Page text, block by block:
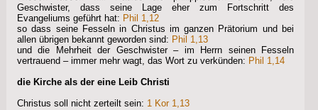
Geschwister, dass seine Lage eher zum Fortschritt des
Evangeliums geführt hat: Phil 1,12
so dass seine Fesseln in Christus im ganzen Prätorium und bei
allen übrigen bekannt geworden sind: Phil 1,13
und die Mehrheit der Geschwister – im Herrn seinen Fesseln
vertrauend – immer mehr wagt, das Wort zu verkünden: Phil 1,14
die Kirche als der eine Leib Christi
Christus soll nicht zerteilt sein: 1 Kor 1,13